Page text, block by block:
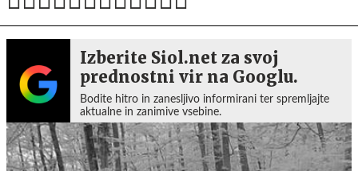
Izberite Siol.net za svoj
prednostni vir na Googlu.
Bodite hitro in zanesljivo informirani ter spremljajte
aktualne in zanimive vsebine.